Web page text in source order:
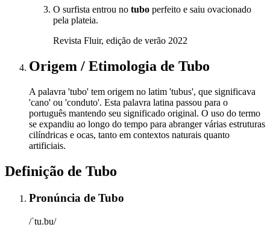
O surfista entrou no tubo perfeito e saiu ovacionado
pela plateia.
Revista Fluir, edição de verão 2022
Origem / Etimologia de Tubo
A palavra 'tubo' tem origem no latim 'tubus', que significava
'cano' ou 'conduto'. Esta palavra latina passou para o
português mantendo seu significado original. O uso do termo
se expandiu ao longo do tempo para abranger várias estruturas
cilíndricas e ocas, tanto em contextos naturais quanto
artificiais.
Definição de Tubo
Pronúncia de Tubo
/ˈtu.bu/